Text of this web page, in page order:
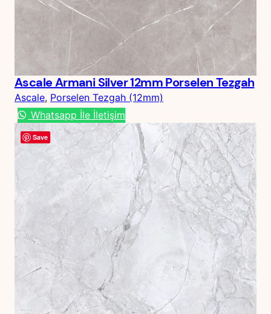
Ascale Armani Silver 12mm Porselen Tezgah
Ascale, Porselen Tezgah (12mm)
Whatsapp İle İletişim
Save